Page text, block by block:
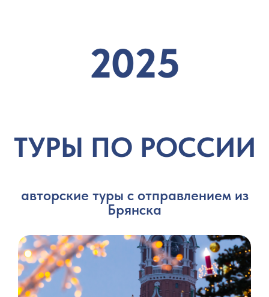
2025
ТУРЫ ПО РОССИИ
авторские туры с отправлением из
Брянска